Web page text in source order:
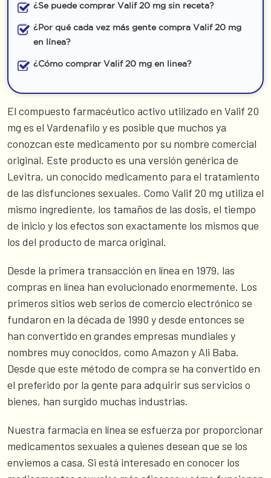
¿Se puede comprar Valif 20 mg sin receta?
¿Por qué cada vez más gente compra Valif 20 mg
en línea?
¿Cómo comprar Valif 20 mg en linea?
El compuesto farmacéutico activo utilizado en Valif 20
mg es el Vardenafilo y es posible que muchos ya
conozcan este medicamento por su nombre comercial
original. Este producto es una versión genérica de
Levitra, un conocido medicamento para el tratamiento
de las disfunciones sexuales. Como Valif 20 mg utiliza el
mismo ingrediente, los tamaños de las dosis, el tiempo
de inicio y los efectos son exactamente los mismos que
los del producto de marca original.
Desde la primera transacción en línea en 1979, las
compras en línea han evolucionado enormemente. Los
primeros sitios web serios de comercio electrónico se
fundaron en la década de 1990 y desde entonces se
han convertido en grandes empresas mundiales y
nombres muy conocidos, como Amazon y Ali Baba.
Desde que este método de compra se ha convertido en
el preferido por la gente para adquirir sus servicios o
bienes, han surgido muchas industrias.
Nuestra farmacia en línea se esfuerza por proporcionar
medicamentos sexuales a quienes desean que se los
enviemos a casa. Si está interesado en conocer los